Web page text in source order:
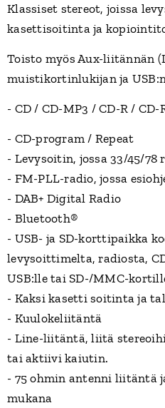
Klassiset stereot, joissa
kasettisoitinta ja
Toisto myös Aux-liitännän
muistikortinlukijan ja
- CD / CD-MP3 / CD-R / CD-
- CD-program / Repeat
- Levysoitin, jossa 33/45/78
- FM-PLL-radio, jossa
- DAB+ Digital Radio
- Bluetooth®
- USB- ja SD-korttipaikka
levysoittimelta, radiosta,
USB:lle tai SD-/MMC-
- Kaksi kasetti soitinta ja
- Kuulokeliitäntä
- Line-liitäntä, liitä
tai aktiivi kaiutin.
- 75 ohmin antenni liitäntä
mukana